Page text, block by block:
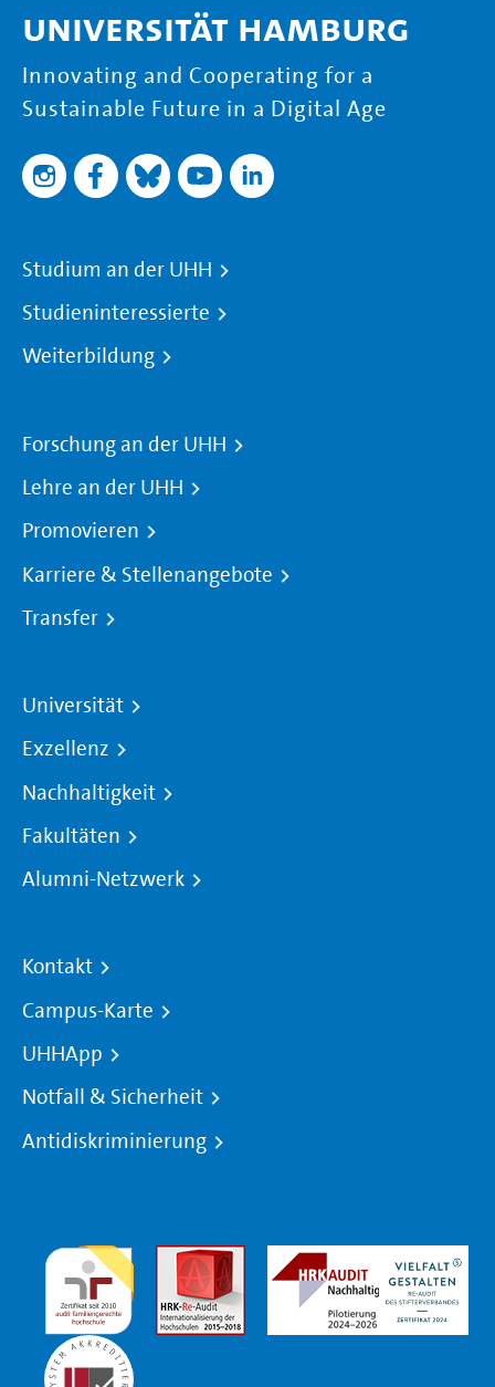
Universität Hamburg
Innovating and Cooperating for a
Sustainable Future in a Digital Age
Studium an der UHH
Studieninteressierte
Weiterbildung
Forschung an der UHH
Lehre an der UHH
Promovieren
Karriere & Stellenangebote
Transfer
Universität
Exzellenz
Nachhaltigkeit
Fakultäten
Alumni-Netzwerk
Kontakt
Campus-Karte
UHHApp
Notfall & Sicherheit
Antidiskriminierung